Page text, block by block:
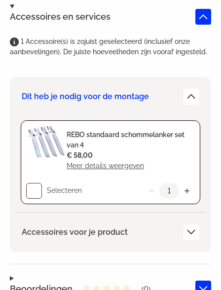
Accessoires en services
1 Accessoire(s) is zojuist geselecteerd (inclusief onze
aanbevelingen). De juiste hoeveelheden zijn vooraf ingesteld.
Dit heb je nodig voor de montage
REBO standaard schommelanker set
van 4
Meer details weergeven
€ 58,00
Selecteren
Accessoires voor je product